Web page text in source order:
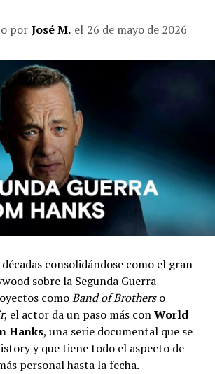
por José M. el 26 de mayo de 2026
consolidándose como el gran
sobre la Segunda Guerra
comoBand of Brotherso
, el actor da un paso más conWorld
Hanks, una serie documental que se
y que tiene todo el aspecto de
personal hasta la fecha.